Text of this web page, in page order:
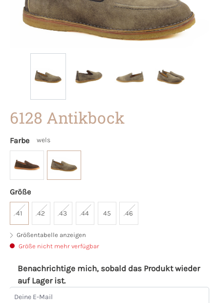
6128 Antikbock
Farbe wels
Größe
41 42 43 44 45 46
Größentabelle anzeigen
Größe nicht mehr verfügbar
Benachrichtige mich, sobald das Produkt wieder
auf Lager ist.
Deine E-Mail